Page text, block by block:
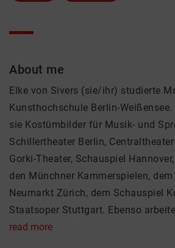
About me
Elke von Sivers (sie/ihr) studierte
Kunsthochschule Berlin-
sie Kostümbilder für Musik- und
Schillertheater Berlin,
Gorki-Theater, Schauspiel
den Münchner Kammerspielen,
Neumarkt Zürich, dem Schauspiel
Staatsoper Stuttgart. Ebenso
read more